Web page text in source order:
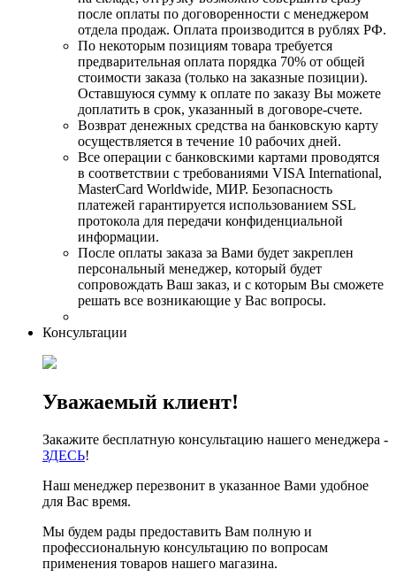
после оплаты по договоренности с менеджером
отдела продаж. Оплата производится в рублях РФ.
По некоторым позициям товара требуется
предварительная оплата порядка 70% от общей
стоимости заказа (только на заказные позиции).
Оставшуюся сумму к оплате по заказу Вы можете
доплатить в срок, указанный в договоре-счете.
Возврат денежных средства на банковскую карту
осуществляется в течение 10 рабочих дней.
Все операции с банковскими картами проводятся
в соответствии с требованиями VISA International,
MasterCard Worldwide, МИР. Безопасность
платежей гарантируется использованием SSL
протокола для передачи конфиденциальной
информации.
После оплаты заказа за Вами будет закреплен
персональный менеджер, который будет
сопровождать Ваш заказ, и с которым Вы сможете
решать все возникающие у Вас вопросы.
Консультации
Уважаемый клиент!
Закажите бесплатную консультацию нашего менеджера -
ЗДЕСЬ!
Наш менеджер перезвонит в указанное Вами удобное
для Вас время.
Мы будем рады предоставить Вам полную и
профессиональную консультацию по вопросам
применения товаров нашего магазина.